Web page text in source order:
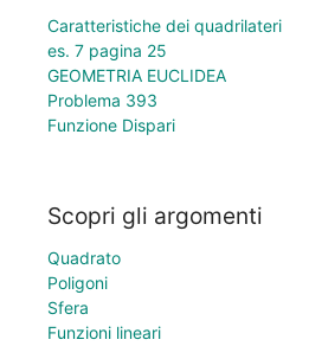
Caratteristiche dei quadrilateri
es. 7 pagina 25
GEOMETRIA EUCLIDEA
Problema 393
Funzione Dispari
Scopri gli argomenti
Quadrato
Poligoni
Sfera
Funzioni lineari